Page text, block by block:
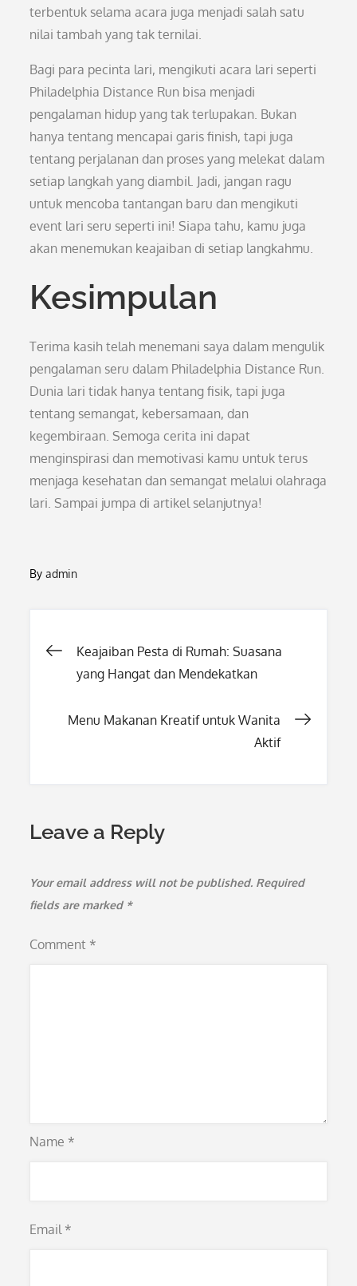
terbentuk selama acara juga menjadi salah satu
nilai tambah yang tak ternilai.
Bagi para pecinta lari, mengikuti acara lari seperti
Philadelphia Distance Run bisa menjadi
pengalaman hidup yang tak terlupakan. Bukan
hanya tentang mencapai garis finish, tapi juga
tentang perjalanan dan proses yang melekat dalam
setiap langkah yang diambil. Jadi, jangan ragu
untuk mencoba tantangan baru dan mengikuti
event lari seru seperti ini! Siapa tahu, kamu juga
akan menemukan keajaiban di setiap langkahmu.
Kesimpulan
Terima kasih telah menemani saya dalam mengulik
pengalaman seru dalam Philadelphia Distance Run.
Dunia lari tidak hanya tentang fisik, tapi juga
tentang semangat, kebersamaan, dan
kegembiraan. Semoga cerita ini dapat
menginspirasi dan memotivasi kamu untuk terus
menjaga kesehatan dan semangat melalui olahraga
lari. Sampai jumpa di artikel selanjutnya!
Byadmin
Post
Keajaiban Pesta di Rumah: Suasana
yang Hangat dan Mendekatkan
Menu Makanan Kreatif untuk Wanita
Aktif
Leave a Reply
Your email address will not be published. Required
fields are marked *
Comment *
Name *
Email *